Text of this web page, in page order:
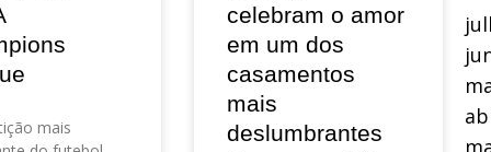
mais
celebram o amor
em um dos
casamentos
mais
deslumbrantes